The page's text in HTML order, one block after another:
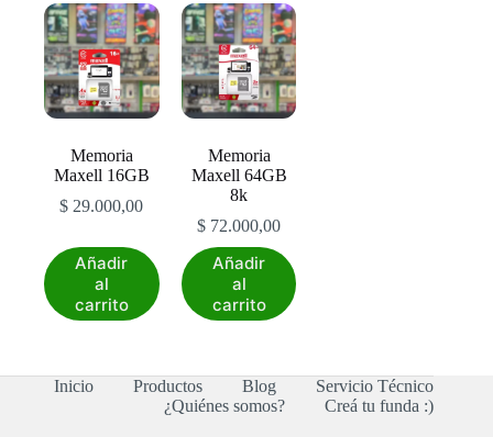
Memoria
Maxell 16GB
$ 29.000,00
Añadir
al
carrito
Memoria
Maxell 64GB
8k
$ 72.000,00
Añadir
al
carrito
Inicio Productos Blog
Servicio Técnico
¿Quiénes somos?
Creá tu funda :)